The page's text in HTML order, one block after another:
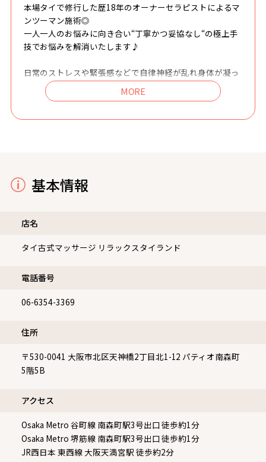
本場タイで修行した歴18年のオーナーセラピストによるマ
ンツーマン施術◎
一人一人のお悩みに向き合い“丁寧かつ妥協なし“の極上手
技でお悩みを解消いたします♪
日常のストレスや緊張感などで自律神経が乱れ身体が凝っ
ている方、
スマホやパソコン作業で凝り固まった首や肩をほぐしに
基本情報
店名
タイ古式マッサージ リラックスタイランド
電話番号
06-6354-3369
住所
〒530-0041 大阪市北区天神橋2丁目北1-12 パティオ南森町
5階5B
アクセス
Osaka Metro 谷町線 南森町駅3号出口 徒歩約1分
Osaka Metro 堺筋線 南森町駅3号出口 徒歩約1分
JR西日本 東西線 大阪天満宮駅 徒歩約2分